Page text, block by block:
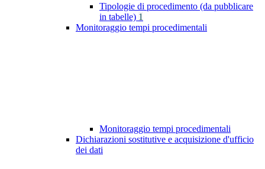
Tipologie di procedimento (da pubblicare
in tabelle) 1
Monitoraggio tempi procedimentali
Monitoraggio tempi procedimentali
Dichiarazioni sostitutive e acquisizione d'ufficio
dei dati